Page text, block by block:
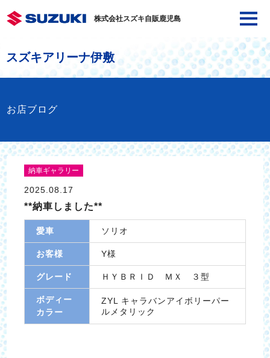
株式会社スズキ自販鹿児島
スズキアリーナ伊敷
お店ブログ
納車ギャラリー
2025.08.17
**納車しました**
愛車 ソリオ
お客様 Y様
グレード ＨＹＢＲＩＤ ＭＸ ３型
ボディー
カラー
ZYL キャラバンアイボリーパー
ルメタリック